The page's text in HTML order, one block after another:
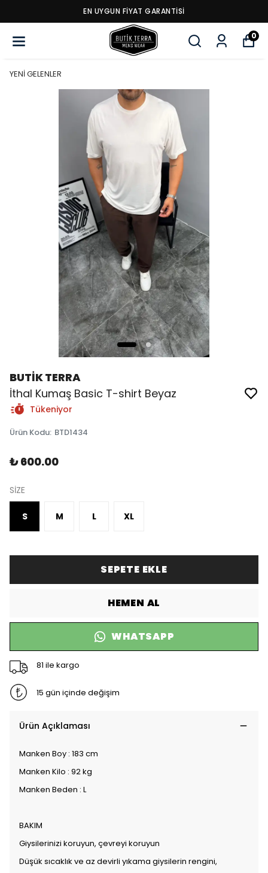
EN UYGUN FİYAT GARANTİSİ
0
YENİ GELENLER
BUTİK TERRA
İthal Kumaş Basic T-shirt Beyaz
Tükeniyor
Ürün Kodu: BTD1434
₺ 600.00
SİZE
S M L XL
SEPETE EKLE
HEMEN AL
WHATSAPP
81 ile kargo
15 gün içinde değişim
Ürün Açıklaması
Manken Boy : 183 cm
Manken Kilo : 92 kg
Manken Beden : L
BAKIM
Giysilerinizi koruyun, çevreyi koruyun
Düşük sıcaklık ve az devirli yıkama giysilerin rengini,